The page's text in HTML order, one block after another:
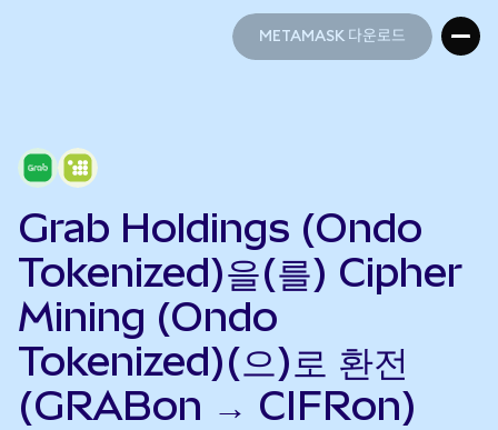
METAMASK 다운로드
Grab Holdings (Ondo
Tokenized)을(를) Cipher
Mining (Ondo
Tokenized)(으)로 환전
(GRABon → CIFRon)